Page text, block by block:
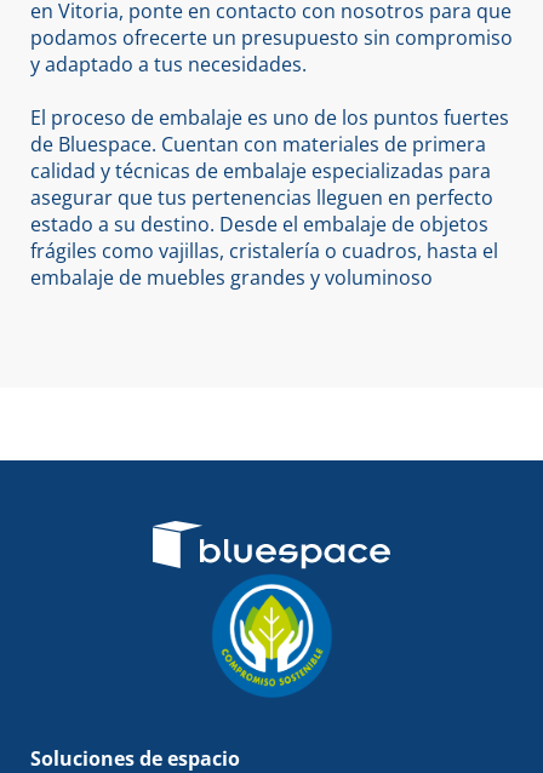
en Vitoria, ponte en contacto con nosotros para que
podamos ofrecerte un presupuesto sin compromiso
y adaptado a tus necesidades.
El proceso de embalaje es uno de los puntos fuertes
de Bluespace. Cuentan con materiales de primera
calidad y técnicas de embalaje especializadas para
asegurar que tus pertenencias lleguen en perfecto
estado a su destino. Desde el embalaje de objetos
frágiles como vajillas, cristalería o cuadros, hasta el
embalaje de muebles grandes y voluminoso
Soluciones de espacio